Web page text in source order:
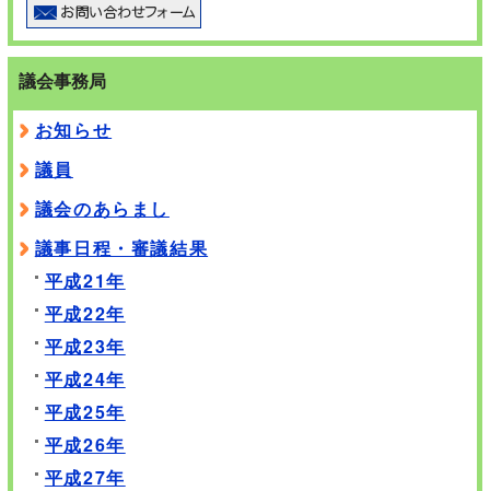
議会事務局
お知らせ
議員
議会のあらまし
議事日程・審議結果
平成21年
平成22年
平成23年
平成24年
平成25年
平成26年
平成27年